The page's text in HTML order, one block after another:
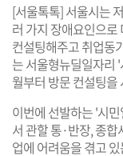
[서울톡톡] 서울시는
러 가지 장애요인으
컨설팅해주고 취업동
는 서울형뉴딜일자리
월부터 방문 컨설팅을
이번에 선발하는 '시
서 관할 통·반장, 종
업에 어려움을 겪고